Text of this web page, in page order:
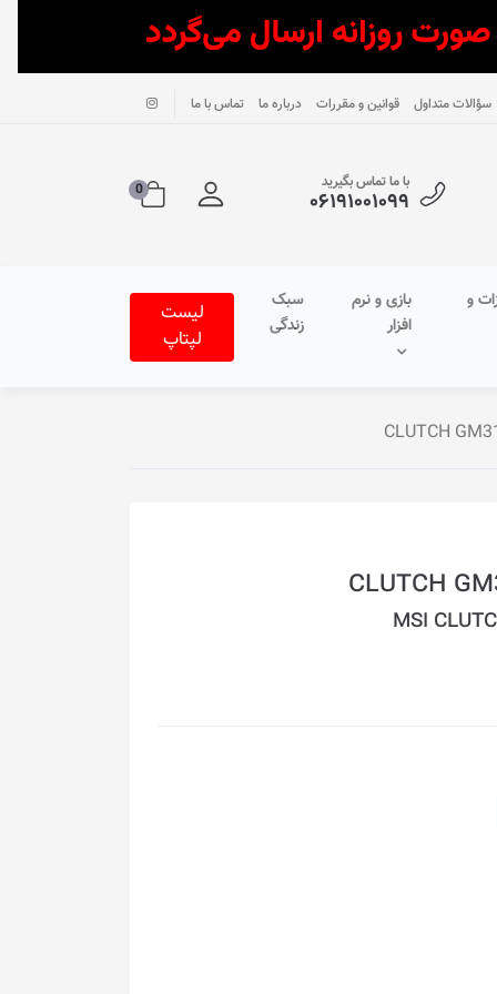
سؤالات متداول قوانین و مقررات درباره ما تماس با ما
با ما تماس بگیرید
۰۶۱۹۱۰۰۱۰۹۹ 0
و
بازی و نرم
افزار
سبک
زندگی
لیست
لپتاپ
MSI